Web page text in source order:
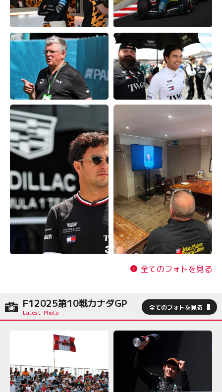
全てのフォトを見る
F12025第10戦カナダGP 全てのフォトを見る